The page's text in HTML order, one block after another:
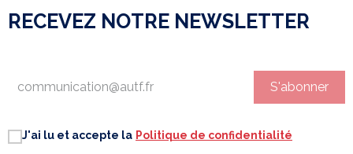
RECEVEZ NOTRE NEWSLETTER
S'abonner
J'ai lu et accepte la Politique de confidentialité